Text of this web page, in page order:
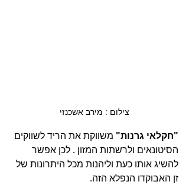
צילום : מירב אשכנזי
"חקלאי גרנות" משווקת את הריד לשווקים
הסיטונאים ולרשתות המזון . לכן אפשר
להשיג אותו כעת וליהנות מכל היתרונות של
זן האבוקדו הנפלא הזה.